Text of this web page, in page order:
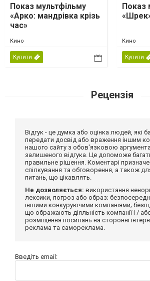
Показ мультфільму
«Арко: мандрівка крізь
час»
Кино
Купити
Показ
Кино
Купити
Рецензія
Відгук - це думка або оцінка людей, які
передати досвід або враження іншим
нашого сайту з обов'язковою
залишеного відгука. Це допоможе
правильне рішення. Коментарі
спілкування та обговорення, а також
питань, що цікавлять.
Не дозволяється: використання
лексики, погроз або образ;
іншими конкуруючими компаніями;
що ображають діяльність компанії і / або
розміщення посилань на сторонні
реклама та самореклама.
Введіть email: